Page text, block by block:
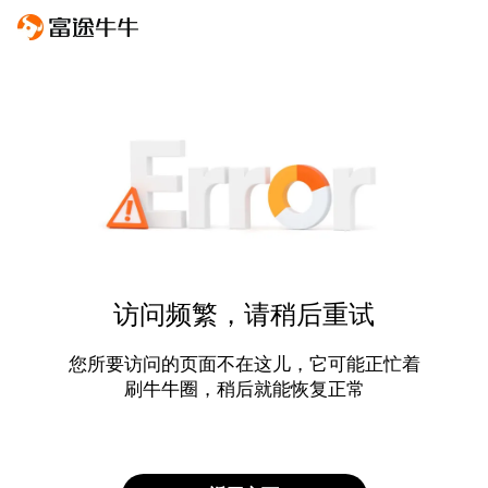
访问频繁，请稍后重试
您所要访问的页面不在这儿，它可能正忙着
刷牛牛圈，稍后就能恢复正常